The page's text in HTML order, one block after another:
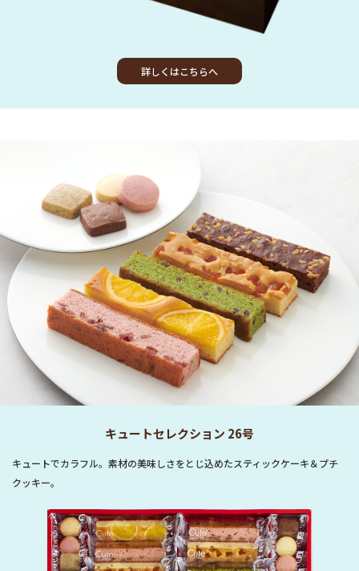
詳しくはこちらへ
キュートセレクション 26号
キュートでカラフル。素材の美味しさをとじ込めたスティックケーキ＆プチ
クッキー。